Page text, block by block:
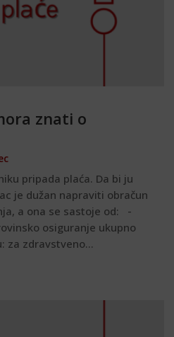
znati o
pripada plaća. Da bi ju
je dužan napraviti obračun
a ona se sastoje od: -
osiguranje ukupno
za zdravstveno...